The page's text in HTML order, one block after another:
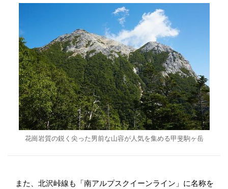
花崗岩質の鋭く尖った男前な山容が人気を集める甲斐駒ヶ岳
また、北沢峠線も「南アルプスクイーンライン」に名称を